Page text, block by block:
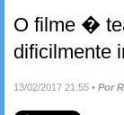
O filme �
dificilmente
13/02/2017 21:55 • Por